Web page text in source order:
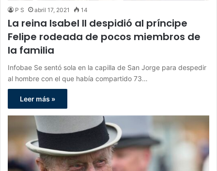
P S abril 17, 2021 14
La reina Isabel II despidió al príncipe
Felipe rodeada de pocos miembros de
la familia
Infobae Se sentó sola en la capilla de San Jorge para despedir
al hombre con el que había compartido 73…
Leer más »